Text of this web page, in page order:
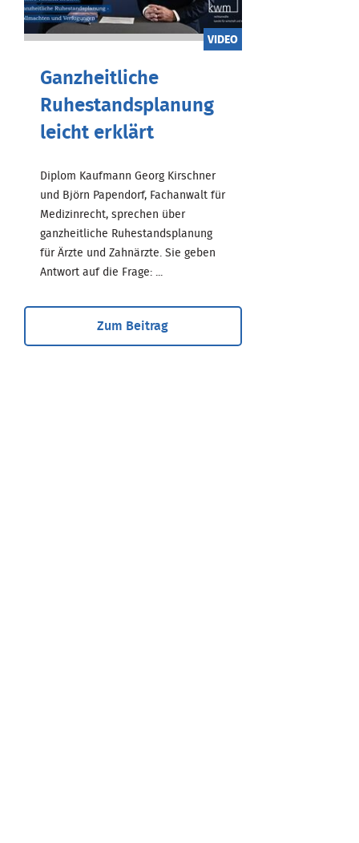
VIDEO
Ganzheitliche
Ruhestandsplanung
leicht erklärt
Diplom Kaufmann Georg Kirschner
und Björn Papendorf, Fachanwalt für
Medizinrecht, sprechen über
ganzheitliche Ruhestandsplanung
für Ärzte und Zahnärzte. Sie geben
Antwort auf die Frage: ...
Zum Beitrag